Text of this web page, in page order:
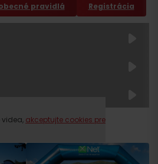
pravidlá Registrácia
videa, akceptujte cookies pre